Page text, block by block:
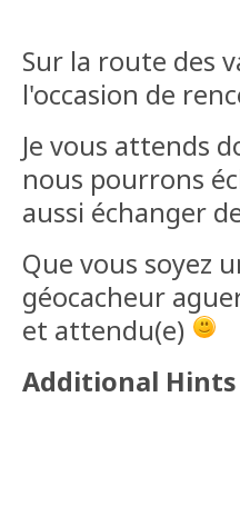
Sur la route des
l'occasion de
Je vous attends
nous pourrons
aussi échanger
Que vous soyez
géocacheur
et attendu(e)
Additional Hints